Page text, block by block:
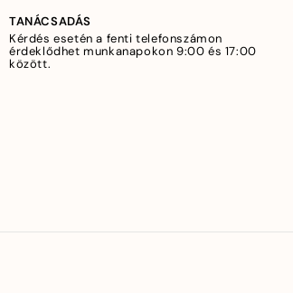
TANÁCSADÁS
Kérdés esetén a fenti telefonszámon
érdeklődhet munkanapokon 9:00 és 17:00
között.